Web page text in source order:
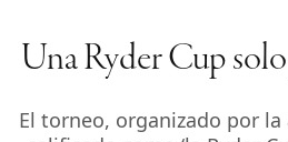
Una Ryder Cup
El torneo, organizado por